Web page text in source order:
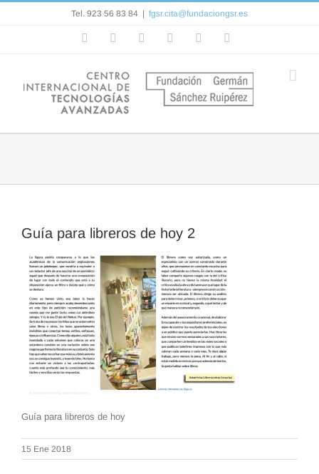
Tel. 923 56 83 84 | fgsr.cita@fundaciongsr.es
FacebookFlickr YouTube
Guía para libreros de hoy 2
Guía para libreros de hoy
15 Ene 2018